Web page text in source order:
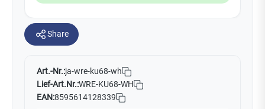
Share
Art.-Nr.:ja-wre-ku68-wh
Lief-Art.Nr.:WRE-KU68-WH
EAN:8595614128339